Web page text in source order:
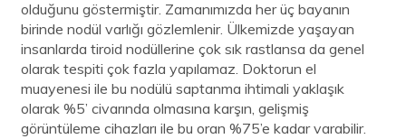
olduğunu göstermiştir. Zamanımızda her üç bayanın
birinde nodül varlığı gözlemlenir. Ülkemizde yaşayan
insanlarda tiroid nodüllerine çok sık rastlansa da genel
olarak tespiti çok fazla yapılamaz. Doktorun el
muayenesi ile bu nodülü saptanma ihtimali yaklaşık
olarak %5’ civarında olmasına karşın, gelişmiş
görüntüleme cihazları ile bu oran %75’e kadar varabilir.